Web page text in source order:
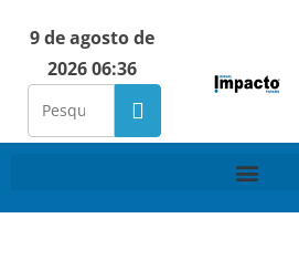
9 de agosto de
2026 06:36